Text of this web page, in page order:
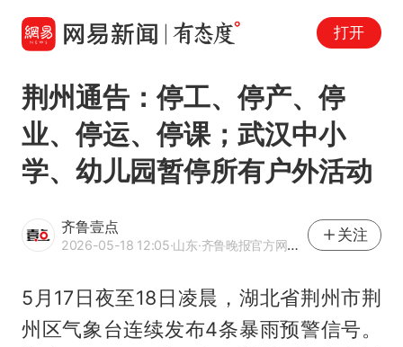
打开
荆州通告：停工、停产、停
业、停运、停课；武汉中小
学、幼儿园暂停所有户外活动
齐鲁壹点
2026-05-18 12:05·山东·齐鲁晚报官方网易号
关注
5月17日夜至18日凌晨，湖北省荆州市荆
州区气象台连续发布4条暴雨预警信号。